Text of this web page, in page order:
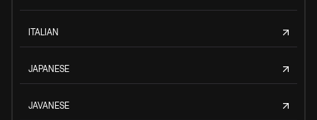
ITALIAN
JAPANESE
JAVANESE